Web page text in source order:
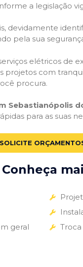
a legislação
devidamente
pela sua
elétricos de
projetos com
procura.
Sebastianópolis
para as suas
SOLICITE
Conheça
geral